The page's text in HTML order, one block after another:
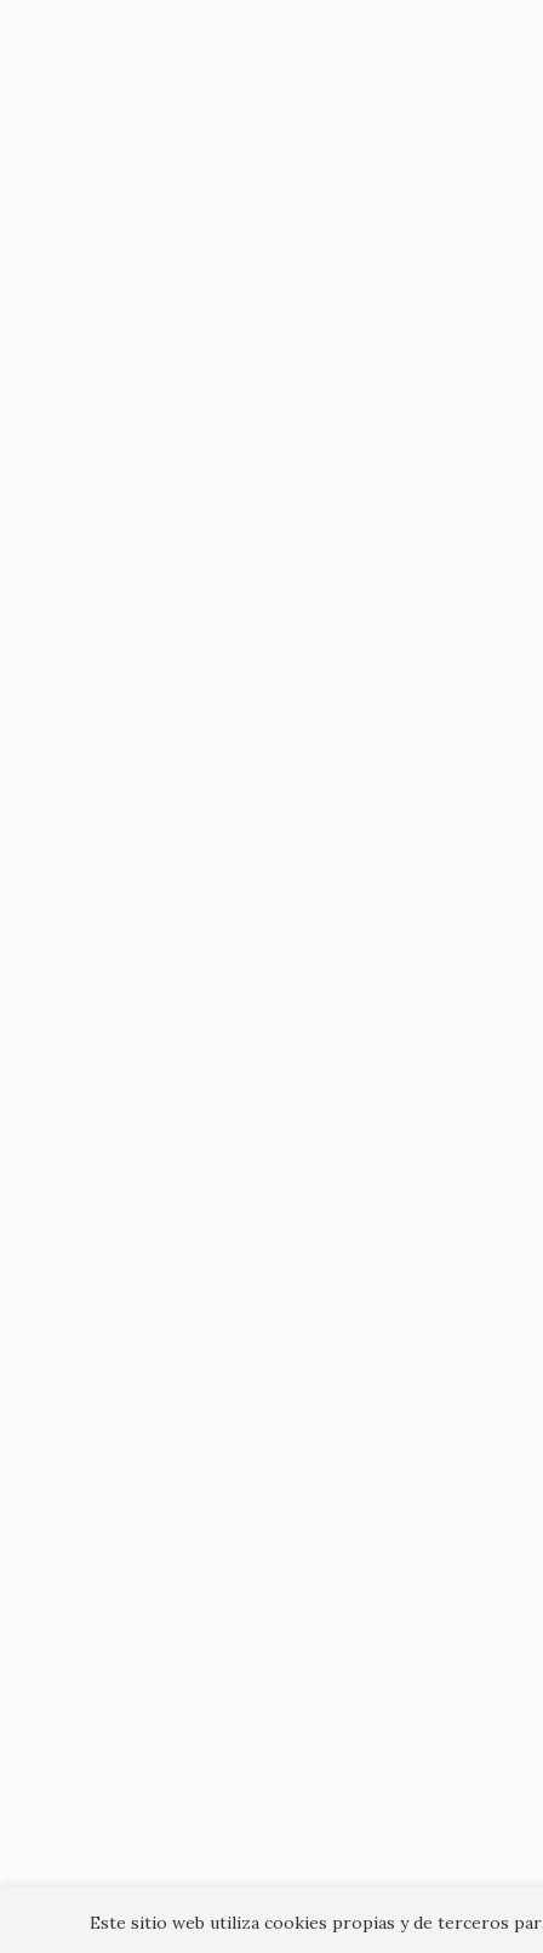
Este sitio web utiliza cookies propias y de terceros